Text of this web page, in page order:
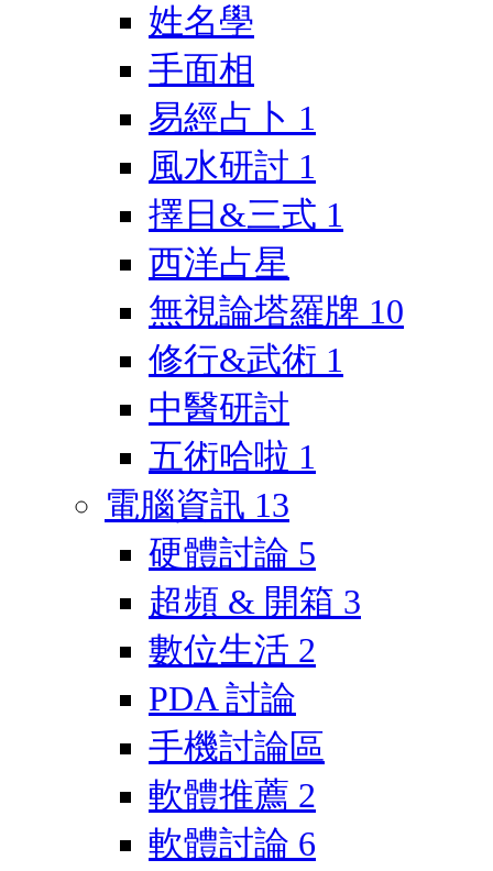
姓名學
手面相
易經占卜 1
風水研討 1
擇日&三式 1
西洋占星
無視論塔羅牌 10
修行&武術 1
中醫研討
五術哈啦 1
電腦資訊 13
硬體討論 5
超頻 & 開箱 3
數位生活 2
PDA 討論
手機討論區
軟體推薦 2
軟體討論 6